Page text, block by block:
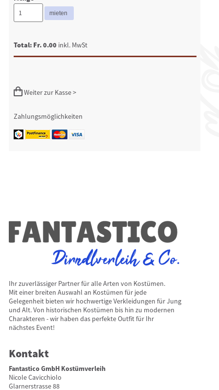
Total: Fr. 0.00 inkl. MwSt
Weiter zur Kasse >
Zahlungsmöglichkeiten
Ihr zuverlässiger Partner für alle Arten von Kostümen.
Mit einer breiten Auswahl an Kostümen für jede
Gelegenheit bieten wir hochwertige Verkleidungen für Jung
und Alt. Von historischen Kostümen bis hin zu modernen
Charakteren - wir haben das perfekte Outfit für Ihr
nächstes Event!
Kontakt
Fantastico GmbH Kostümverleih
Nicole Cavicchiolo
Glarnerstrasse 88